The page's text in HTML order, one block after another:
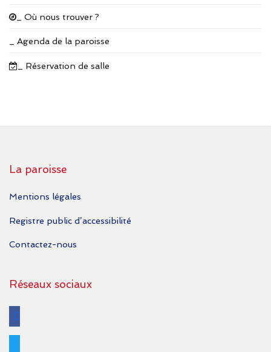
_ Où nous trouver ?
_ Agenda de la paroisse
_ Réservation de salle
La paroisse
Mentions légales
Registre public d’accessibilité
Contactez-nous
Réseaux sociaux
facebook